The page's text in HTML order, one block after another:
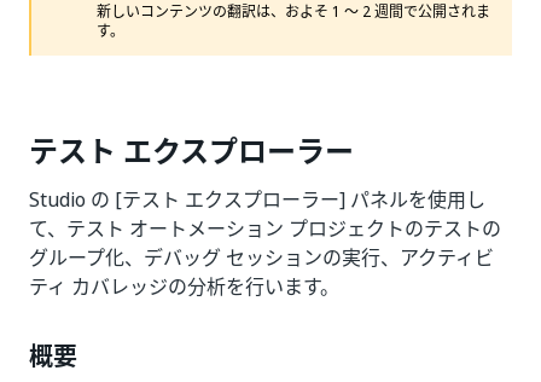
新しいコンテンツの翻訳は、およそ 1 ～ 2 週間で公開されま
す。
テスト エクスプローラー
Studio の [テスト エクスプローラー] パネルを使用し
て、テスト オートメーション プロジェクトのテストの
グループ化、デバッグ セッションの実行、アクティビ
ティ カバレッジの分析を行います。
概要